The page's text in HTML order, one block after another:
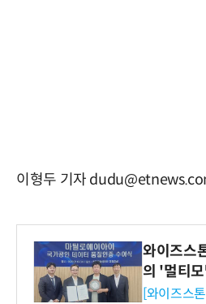
이형두 기자
와이즈스
의 '멀티
이터'에
[와이즈스